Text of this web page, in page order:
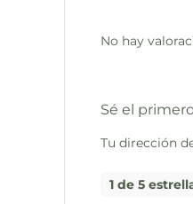
No hay
Sé el
Tu dirección
1 de 5